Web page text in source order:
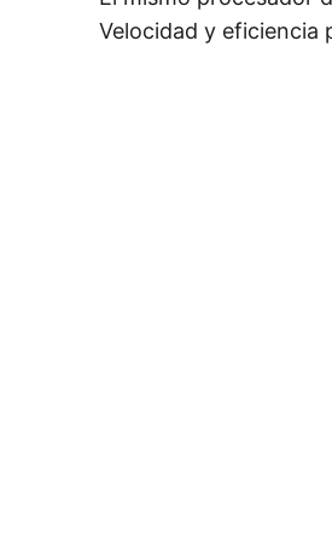
Velocidad y eficiencia